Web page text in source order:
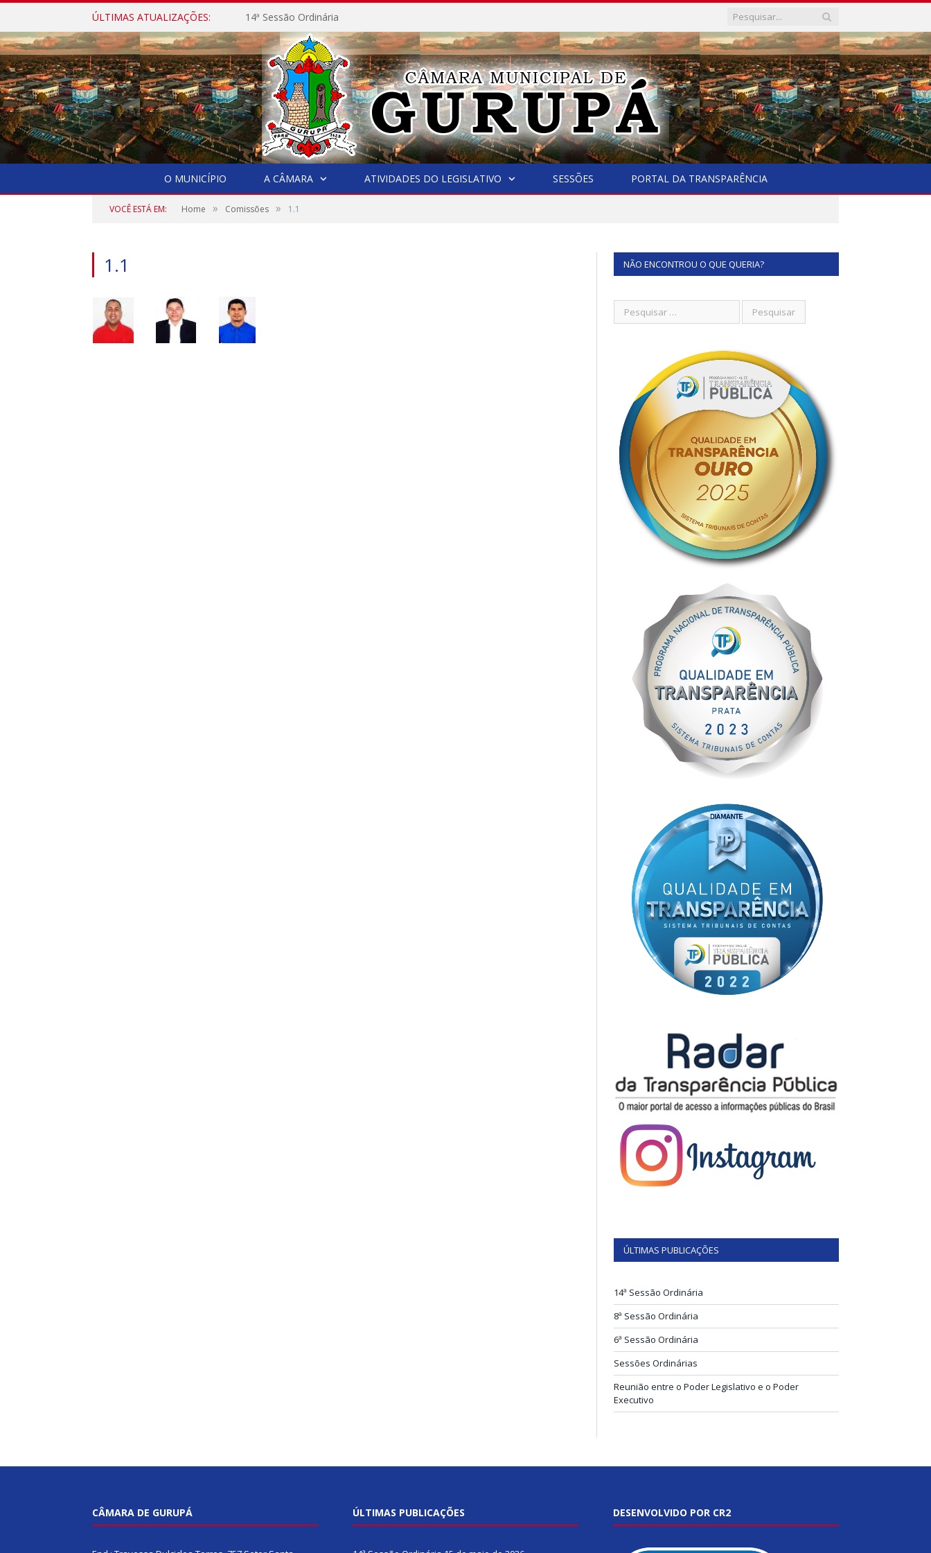
ÚLTIMAS ATUALIZAÇÕES: 14ª Sessão Ordinária
O MUNICÍPIO A CÂMARA ATIVIDADES DO LEGISLATIVO SESSÕES PORTAL DA TRANSPARÊNCIA
VOCÊ ESTÁ EM: Home » Comissões » 1.1
1.1 NÃO ENCONTROU O QUE QUERIA?
ÚLTIMAS PUBLICAÇÕES
14ª Sessão Ordinária
8ª Sessão Ordinária
6ª Sessão Ordinária
Sessões Ordinárias
Reunião entre o Poder Legislativo e o Poder
Executivo
CÂMARA DE GURUPÁ ÚLTIMAS PUBLICAÇÕES DESENVOLVIDO POR CR2